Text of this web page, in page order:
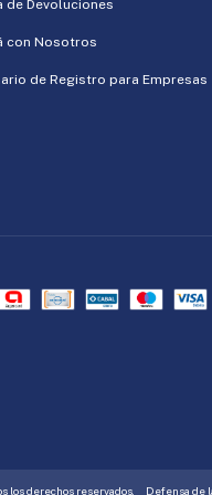
de Devoluciones
con Nosotros
de Registro para Empresas
los derechos reservados. Defensa de